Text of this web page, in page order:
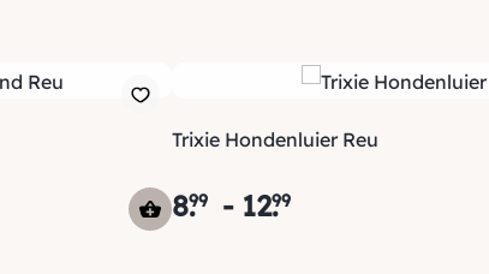
Trixie Hondenluier Reu
8.99 - 12.99